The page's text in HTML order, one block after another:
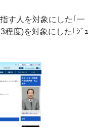
す人を対象にした｢一
程度)を対象にした｢ｼﾞｭ